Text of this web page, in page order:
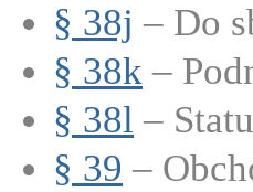
§ 38j – Do
§ 38k –
§ 38l –
§ 39 –